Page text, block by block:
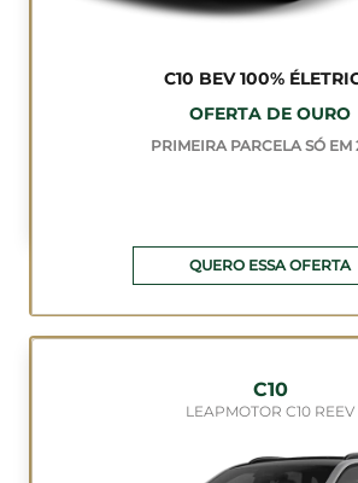
C10 BEV 100%
OFERTA DE OURO
PRIMEIRA PARCELA SÓ EM
QUERO ESSA OFERTA
C10
LEAPMOTOR C10 REEV